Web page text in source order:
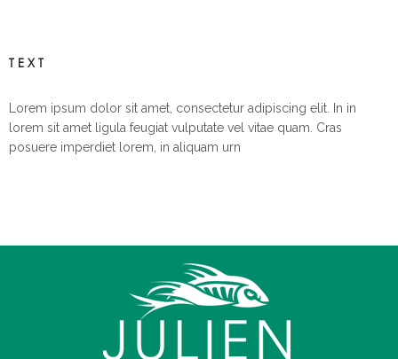
TEXT
Lorem ipsum dolor sit amet, consectetur adipiscing elit. In in
lorem sit amet ligula feugiat vulputate vel vitae quam. Cras
posuere imperdiet lorem, in aliquam urn